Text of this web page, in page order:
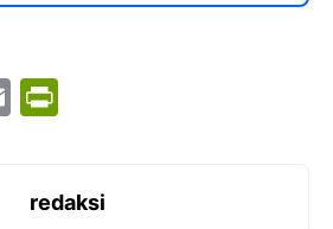
E
ri
redaksi